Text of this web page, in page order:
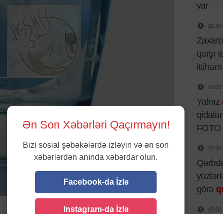
var
16:30
qarşı
16:00
Yalnız
FOTO
15:30
görə
15:00
Ən Son Xəbərləri Qaçırmayın!
Bizi sosial şəbəkələrdə izləyin və ən son
xəbərlərdən anında xəbərdar olun.
Facebook-da İzlə
Instagram-da İzlə